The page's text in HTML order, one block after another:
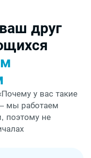
друг
у вас такие
мы работаем
поэтому не